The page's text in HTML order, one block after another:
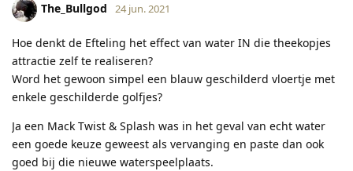
The_Bullgod 24 jun. 2021
Hoe denkt de Efteling het effect van water IN die theekopjes
attractie zelf te realiseren?
Word het gewoon simpel een blauw geschilderd vloertje met
enkele geschilderde golfjes?
Ja een Mack Twist & Splash was in het geval van echt water
een goede keuze geweest als vervanging en paste dan ook
goed bij die nieuwe waterspeelplaats.